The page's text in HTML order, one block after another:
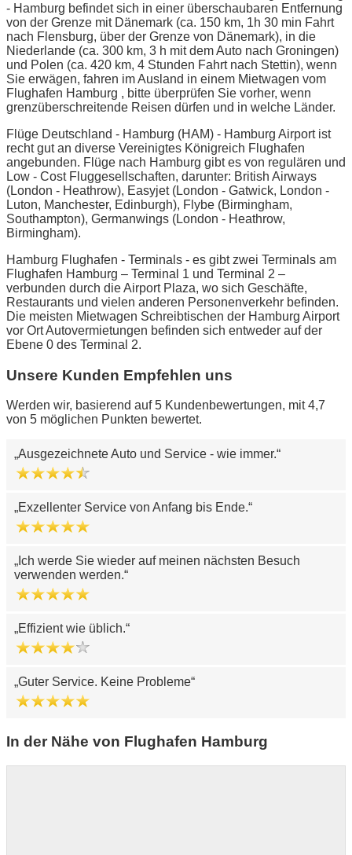
- Hamburg befindet sich in einer überschaubaren Entfernung
von der Grenze mit Dänemark (ca. 150 km, 1h 30 min Fahrt
nach Flensburg, über der Grenze von Dänemark), in die
Niederlande (ca. 300 km, 3 h mit dem Auto nach Groningen)
und Polen (ca. 420 km, 4 Stunden Fahrt nach Stettin), wenn
Sie erwägen, fahren im Ausland in einem Mietwagen vom
Flughafen Hamburg , bitte überprüfen Sie vorher, wenn
grenzüberschreitende Reisen dürfen und in welche Länder.
Flüge Deutschland - Hamburg (HAM) - Hamburg Airport ist
recht gut an diverse Vereinigtes Königreich Flughafen
angebunden. Flüge nach Hamburg gibt es von regulären und
Low - Cost Fluggesellschaften, darunter: British Airways
(London - Heathrow), Easyjet (London - Gatwick, London -
Luton, Manchester, Edinburgh), Flybe (Birmingham,
Southampton), Germanwings (London - Heathrow,
Birmingham).
Hamburg Flughafen - Terminals - es gibt zwei Terminals am
Flughafen Hamburg – Terminal 1 und Terminal 2 –
verbunden durch die Airport Plaza, wo sich Geschäfte,
Restaurants und vielen anderen Personenverkehr befinden.
Die meisten Mietwagen Schreibtischen der Hamburg Airport
vor Ort Autovermietungen befinden sich entweder auf der
Ebene 0 des Terminal 2.
Unsere Kunden Empfehlen uns
Werden wir, basierend auf 5 Kundenbewertungen, mit 4,7
von 5 möglichen Punkten bewertet.
Ausgezeichnete Auto und Service - wie immer.
Exzellenter Service von Anfang bis Ende.
Ich werde Sie wieder auf meinen nächsten Besuch
verwenden werden.
Effizient wie üblich.
Guter Service. Keine Probleme
In der Nähe von Flughafen Hamburg